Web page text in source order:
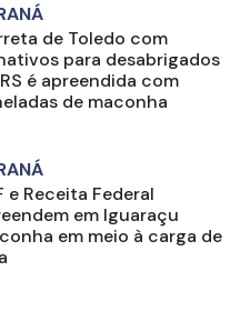
de Toledo com
para desabrigados
é apreendida com
de maconha
e Receita Federal
em Iguaraçu
em meio à carga de